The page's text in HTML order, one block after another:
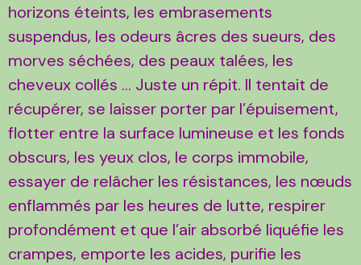
horizons éteints, les embrasements
suspendus, les odeurs âcres des sueurs, des
morves séchées, des peaux talées, les
cheveux collés … Juste un répit. Il tentait de
récupérer, se laisser porter par l’épuisement,
flotter entre la surface lumineuse et les fonds
obscurs, les yeux clos, le corps immobile,
essayer de relâcher les résistances, les nœuds
enflammés par les heures de lutte, respirer
profondément et que l’air absorbé liquéfie les
crampes, emporte les acides, purifie les